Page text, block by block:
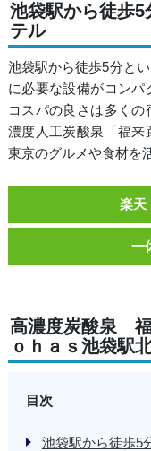
池袋駅から徒歩
テル
池袋駅から徒歩5分と
に必要な設備がコン
コスパの良さは多く
濃度人工炭酸泉「福来
東京のグルメや食材を
楽天
一
高濃度炭酸泉
ｏｈａｓ池袋駅
目次
池袋駅から徒歩5